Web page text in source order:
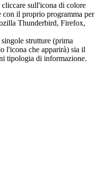
sull'icona di colore
il proprio programma per
Thunderbird, Firefox,
strutture (prima
l'icona che apparirà) sia il
tipologia di informazione.